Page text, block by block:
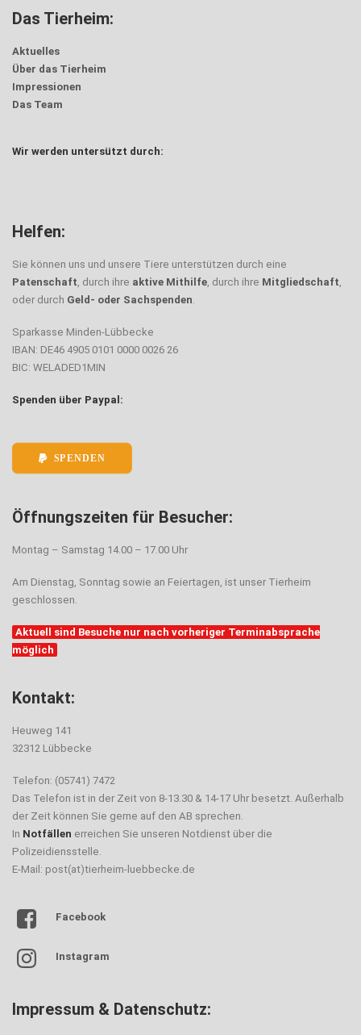
Das Tierheim:
Aktuelles
Über das Tierheim
Impressionen
Das Team
Wir werden untersützt durch:
Helfen:
Sie können uns und unsere Tiere unterstützen durch eine
Patenschaft, durch ihre aktive Mithilfe, durch ihre Mitgliedschaft,
oder durch Geld- oder Sachspenden.
Sparkasse Minden-Lübbecke
IBAN: DE46 4905 0101 0000 0026 26
BIC: WELADED1MIN
Spenden über Paypal:
SPENDEN
Öffnungszeiten für Besucher:
Montag – Samstag 14.00 – 17.00 Uhr
Am Dienstag, Sonntag sowie an Feiertagen, ist unser Tierheim
geschlossen.
Aktuell sind Besuche nur nach vorheriger Terminabsprache
möglich
Kontakt:
Heuweg 141
32312 Lübbecke
Telefon: (05741) 7472
Das Telefon ist in der Zeit von 8-13.30 & 14-17 Uhr besetzt. Außerhalb
der Zeit können Sie gerne auf den AB sprechen.
In Notfällen erreichen Sie unseren Notdienst über die
Polizeidiensstelle.
E-Mail: post(at)tierheim-luebbecke.de
Facebook
Instagram
Impressum & Datenschutz: